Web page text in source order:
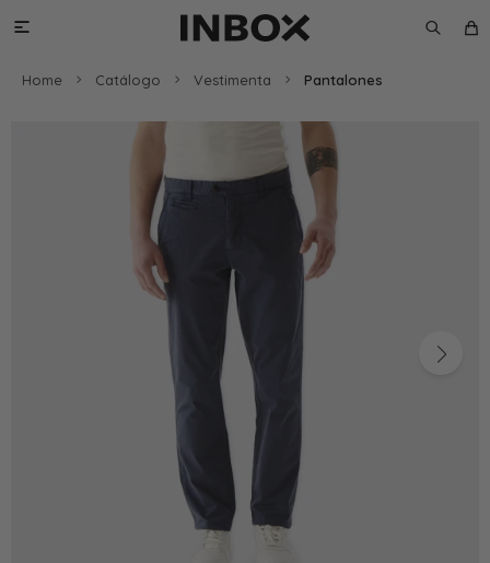

Home Catálogo Vestimenta Pantalones